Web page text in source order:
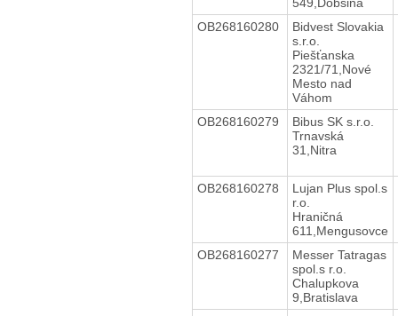
OB268160280
Bidvest Slovakia
s.r.o.
Piešťanska
2321/71,Nové
Mesto nad
Váhom
OB268160279
Bibus SK s.r.o.
Trnavská
31,Nitra
OB268160278
Lujan Plus spol.s
r.o.
Hraničná
611,Mengusovce
OB268160277
Messer Tatragas
spol.s r.o.
Chalupkova
9,Bratislava